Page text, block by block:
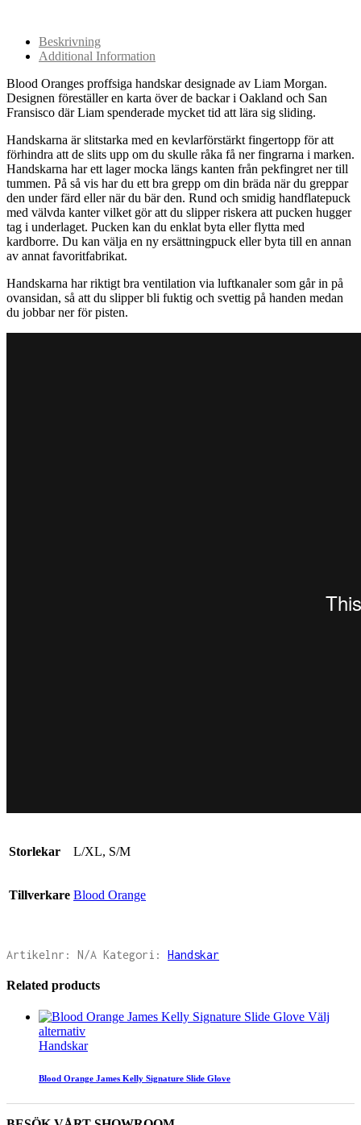
Beskrivning
Additional Information
Blood Oranges proffsiga handskar designade av Liam Morgan.
Designen föreställer en karta över de backar i Oakland och San
Fransisco där Liam spenderade mycket tid att lära sig sliding.
Handskarna är slitstarka med en kevlarförstärkt fingertopp för att
förhindra att de slits upp om du skulle råka få ner fingrarna i marken.
Handskarna har ett lager mocka längs kanten från pekfingret ner till
tummen. På så vis har du ett bra grepp om din bräda när du greppar
den under färd eller när du bär den. Rund och smidig handflatepuck
med välvda kanter vilket gör att du slipper riskera att pucken hugger
tag i underlaget. Pucken kan du enklat byta eller flytta med
kardborre. Du kan välja en ny ersättningpuck eller byta till en annan
av annat favoritfabrikat.
Handskarna har riktigt bra ventilation via luftkanaler som går in på
ovansidan, så att du slipper bli fuktig och svettig på handen medan
du jobbar ner för pisten.
Storlekar L/XL, S/M
Tillverkare Blood Orange
Artikelnr: N/A Kategori: Handskar
Related products
Välj
alternativ
Handskar
Blood Orange James Kelly Signature Slide Glove